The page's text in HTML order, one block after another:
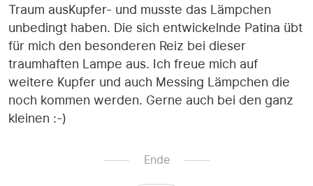
Traum ausKupfer- und musste das Lämpchen
unbedingt haben. Die sich entwickelnde Patina übt
für mich den besonderen Reiz bei dieser
traumhaften Lampe aus. Ich freue mich auf
weitere Kupfer und auch Messing Lämpchen die
noch kommen werden. Gerne auch bei den ganz
kleinen :-)
Ende